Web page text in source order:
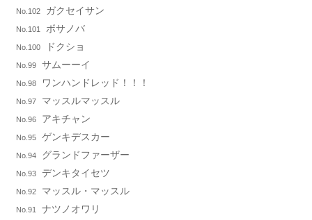
No.102 ガクセイサン
No.101 ボサノバ
No.100 ドクショ
No.99 サムーーイ
No.98 ワンハンドレッド！！！
No.97 マッスルマッスル
No.96 アキチャン
No.95 ゲンキデスカー
No.94 グランドファーザー
No.93 デンキタイセツ
No.92 マッスル・マッスル
No.91 ナツノオワリ